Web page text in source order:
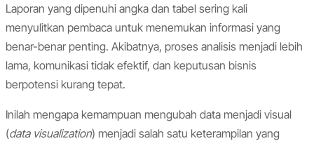
Laporan yang dipenuhi angka dan tabel sering kali
menyulitkan pembaca untuk menemukan informasi yang
benar-benar penting. Akibatnya, proses analisis menjadi lebih
lama, komunikasi tidak efektif, dan keputusan bisnis
berpotensi kurang tepat.
Inilah mengapa kemampuan mengubah data menjadi visual
(data visualization) menjadi salah satu keterampilan yang